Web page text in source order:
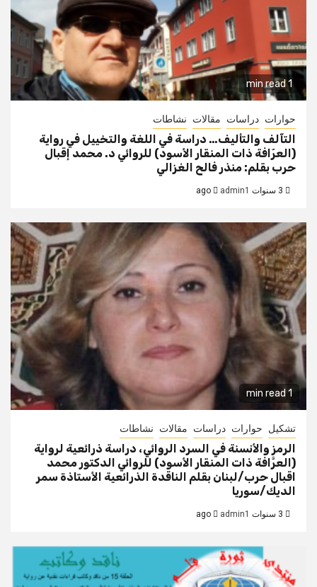
1 min read
حوارات دراسات مقالات نشاطات
التآلف والتأليف… دراسة في اللغة والتخييل في رواية
(العرّافة ذات المنقار الأسود) للروائي د. محمد إقبال
حرب بقلم: منذر فالح الغزالي
admin1
1 min read
تشكيل حوارات دراسات مقالات نشاطات
الرمز والأنسنة في السرد الروائي، دراسة ذرائعية لرواية
(العرَّافة ذات المنقار الأسود) للروائي الدكتور محمد
اقبال حرب/لبنان بقلم الناقدة الذرائعية الأستاذة سمر
الديك/سوريا
admin1